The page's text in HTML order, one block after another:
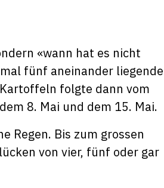
«wann hat es nicht
fünf aneinander liegende
folgte dann vom
8. Mai und dem 15. Mai.
Regen. Bis zum grossen
von vier, fünf oder gar